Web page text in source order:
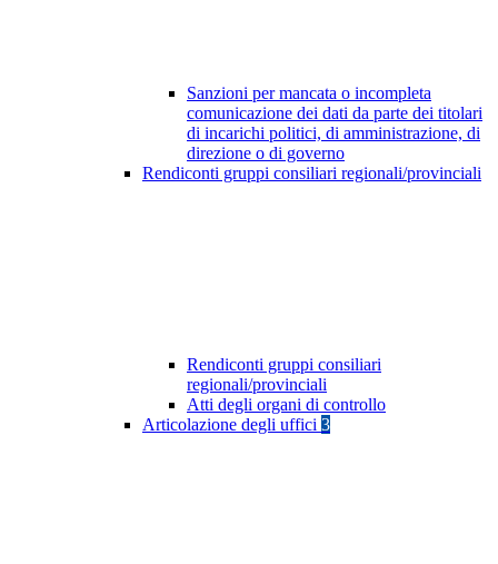
Sanzioni per mancata o incompleta
comunicazione dei dati da parte dei titolari
di incarichi politici, di amministrazione, di
direzione o di governo
Rendiconti gruppi consiliari regionali/provinciali
Rendiconti gruppi consiliari
regionali/provinciali
Atti degli organi di controllo
Articolazione degli uffici 3